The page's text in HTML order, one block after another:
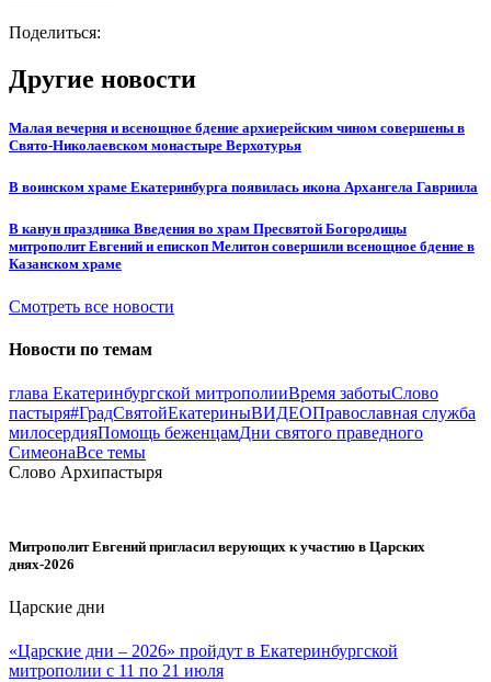
Поделиться:
Другие новости
Малая вечерня и всенощное бдение архиерейским чином совершены в
Свято-Николаевском монастыре Верхотурья
В воинском храме Екатеринбурга появилась икона Архангела Гавриила
В канун праздника Введения во храм Пресвятой Богородицы
митрополит Евгений и епископ Мелитон совершили всенощное бдение в
Казанском храме
Смотреть все новости
Новости по темам
глава Екатеринбургской митрополииВремя заботыСлово
пастыря#ГрадСвятойЕкатериныВИДЕОПравославная служба
милосердияПомощь беженцамДни святого праведного
СимеонаВсе темы
Слово Архипастыря
Митрополит Евгений пригласил верующих к участию в Царских
днях-2026
Царские дни
«Царские дни – 2026» пройдут в Екатеринбургской
митрополии с 11 по 21 июля